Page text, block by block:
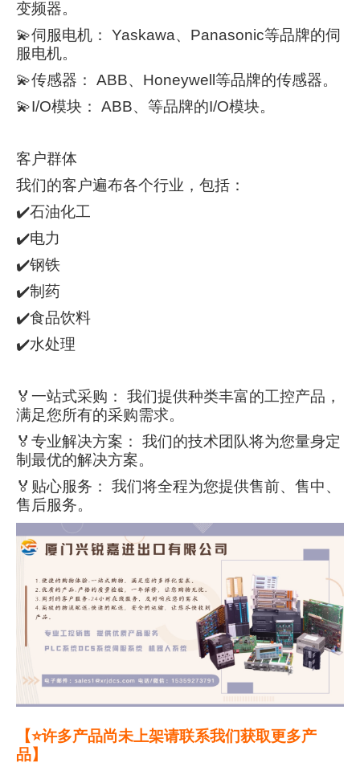
变频器。
💫伺服电机： Yaskawa、Panasonic等品牌的伺
服电机。
💫传感器： ABB、Honeywell等品牌的传感器。
💫I/O模块： ABB、等品牌的I/O模块。
客户群体
我们的客户遍布各个行业，包括：
✔️石油化工
✔️电力
✔️钢铁
✔️制药
✔️食品饮料
✔️水处理
🏅一站式采购： 我们提供种类丰富的工控产品，
满足您所有的采购需求。
🏅专业解决方案： 我们的技术团队将为您量身定
制最优的解决方案。
🏅贴心服务： 我们将全程为您提供售前、售中、
售后服务。
【⭐许多产品尚未上架请联系我们获取更多产
品】